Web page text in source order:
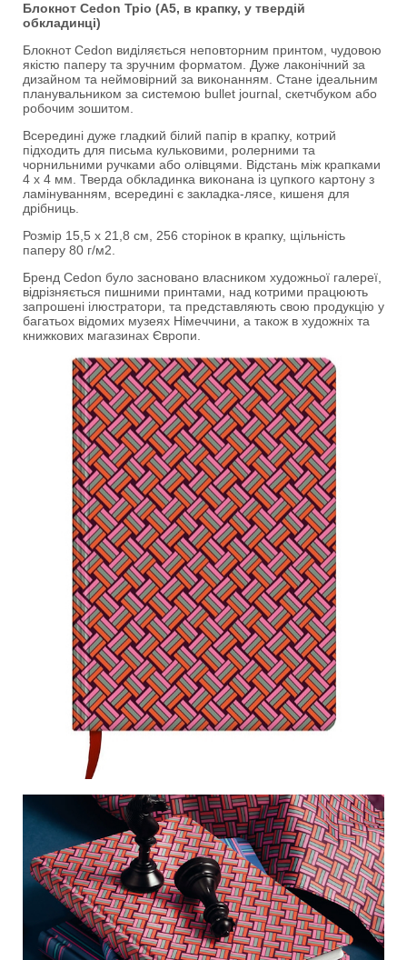
Блокнот Cedon Тріо (А5, в крапку, у твердій
обкладинці)
Блокнот Cedon виділяється неповторним принтом, чудовою
якістю паперу та зручним форматом. Дуже лаконічний за
дизайном та неймовірний за виконанням. Стане ідеальним
планувальником за системою bullet journal, скетчбуком або
робочим зошитом.
Всередині дуже гладкий білий папір в крапку, котрий
підходить для письма кульковими, ролерними та
чорнильними ручками або олівцями. Відстань між крапками
4 х 4 мм. Тверда обкладинка виконана із цупкого картону з
ламінуванням, всередині є закладка-лясе, кишеня для
дрібниць.
Розмір 15,5 x 21,8 см, 256 сторінок в крапку, щільність
паперу 80 г/м2.
Бренд Cedon було засновано власником художньої галереї,
відрізняється пишними принтами, над котрими працюють
запрошені ілюстратори, та представляють свою продукцію у
багатьох відомих музеях Німеччини, а також в художніх та
книжкових магазинах Європи.